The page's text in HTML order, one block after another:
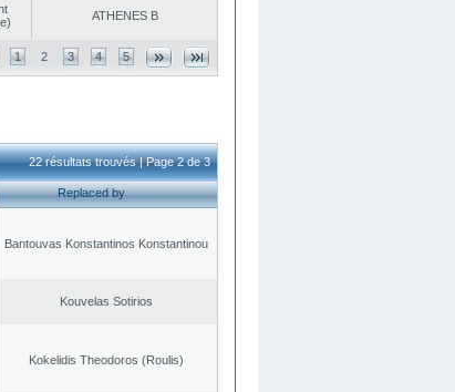
ATHENES Β
1 2 3 4 5
22 résultats trouvés | Page 2 de 3
Replaced by
Bantouvas Konstantinos Konstantinou
Kouvelas Sotirios
Kokelidis Theodoros (Roulis)